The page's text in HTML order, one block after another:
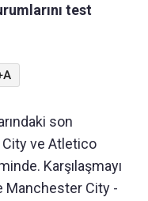
test
son
City ve Atletico
Karşılaşmayı
Manchester City -